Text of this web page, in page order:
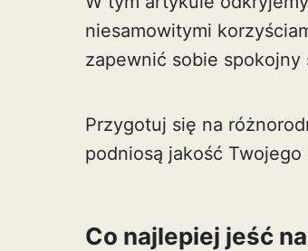
niesamowitymi
zapewnić sobie spokojny
Przygotuj się na
podniosą jakość Twojego
Co najlepiej jeść